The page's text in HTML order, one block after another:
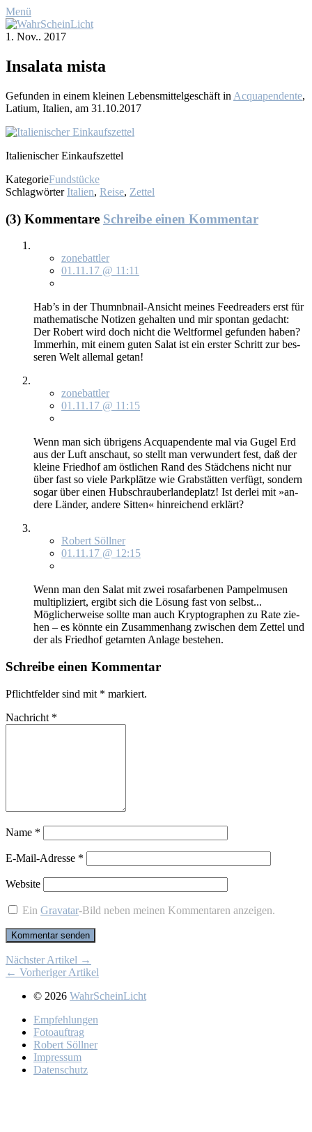
Menü
1. Nov.. 2017
In­sa­la­ta mis­ta
Ge­fun­den in ei­nem klei­nen Le­bens­mit­tel­ge­schäft in Ac­qua­pen­den­te,
La­ti­um, Ita­li­en, am 31.10.2017
Ita­lie­ni­scher Ein­kaufs­zet­tel
KategorieFundstücke
Schlagwörter Italien, Reise, Zettel
(3) Kommentare Schreibe einen Kommentar
zonebattler
01.11.17 @ 11:11
Hab’s in der Thum­nb­nail-An­sicht mei­nes Feed­rea­ders erst für
ma­the­ma­ti­sche No­ti­zen ge­hal­ten und mir spon­tan ge­dacht:
Der Ro­bert wird doch nicht die Welt­for­mel ge­fun­den ha­ben?
Im­mer­hin, mit ei­nem gu­ten Sa­lat ist ein ers­ter Schritt zur bes­
se­ren Welt al­le­mal ge­tan!
zonebattler
01.11.17 @ 11:15
Wenn man sich üb­ri­gens Ac­qua­pen­den­te mal via Gu­gel Erd
aus der Luft an­schaut, so stellt man ver­wun­dert fest, daß der
klei­ne Fried­hof am öst­li­chen Rand des Städ­chens nicht nur
über fast so vie­le Park­plät­ze wie Grab­stät­ten ver­fügt, son­dern
so­gar über ei­nen Hub­schrau­ber­lan­de­platz! Ist der­lei mit »an­
de­re Län­der, an­de­re Sit­ten« hin­rei­chend er­klärt?
Robert Söllner
01.11.17 @ 12:15
Wenn man den Sa­lat mit zwei ro­sa­far­be­nen Pam­pel­mu­sen
mul­ti­pli­ziert, er­gibt sich die Lö­sung fast von selbst...
Mög­li­cher­wei­se soll­te man auch Kryp­to­gra­phen zu Ra­te zie­
hen – es könn­te ein Zu­sam­men­hang zwi­schen dem Zet­tel und
der als Fried­hof ge­tarn­ten An­la­ge be­stehen.
Schreibe einen Kommentar
Pflichtfelder sind mit * markiert.
Nachricht *
Name *
E-Mail-Adresse *
Website
EinGravatar-Bild neben meinen Kommentaren anzeigen.
Nächster Artikel →
← Vorheriger Artikel
© 2026 WahrScheinLicht
Emp­feh­lun­gen
Fo­to­auf­trag
Ro­bert Söll­ner
Im­pres­sum
Da­ten­schutz